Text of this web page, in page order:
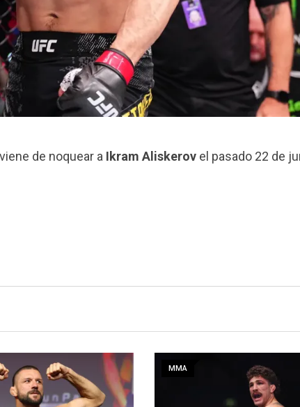
de noquear a Ikram Aliskerov el pasado 22 de
MMA